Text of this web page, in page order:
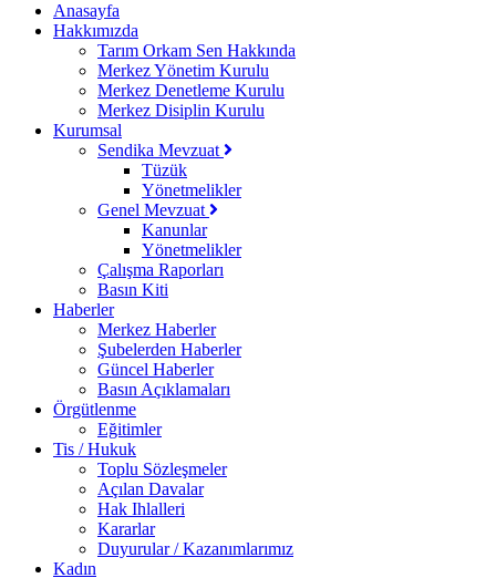
Anasayfa
Hakkımızda
Tarım Orkam Sen Hakkında
Merkez Yönetim Kurulu
Merkez Denetleme Kurulu
Merkez Disiplin Kurulu
Kurumsal
Sendika Mevzuat
Tüzük
Yönetmelikler
Genel Mevzuat
Kanunlar
Yönetmelikler
Çalışma Raporları
Basın Kiti
Haberler
Merkez Haberler
Şubelerden Haberler
Güncel Haberler
Basın Açıklamaları
Örgütlenme
Eğitimler
Tis / Hukuk
Toplu Sözleşmeler
Açılan Davalar
Hak Ihlalleri
Kararlar
Duyurular / Kazanımlarımız
Kadın